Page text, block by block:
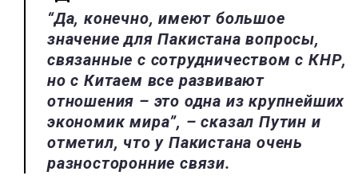
“Да, конечно, имеют большое
значение для Пакистана вопросы,
связанные с сотрудничеством с КНР,
но с Китаем все развивают
отношения – это одна из крупнейших
экономик мира”, – сказал Путин и
отметил, что у Пакистана очень
разносторонние связи.